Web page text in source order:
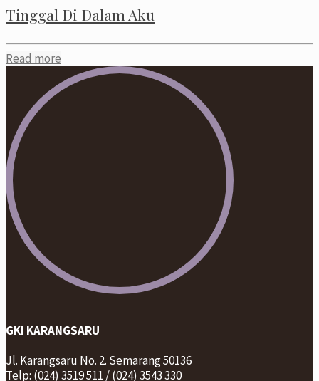
Tinggal Di Dalam Aku
Read more
GKI KARANGSARU
Jl. Karangsaru No. 2. Semarang 50136
Telp: (024) 3519 511 / (024) 3543 330